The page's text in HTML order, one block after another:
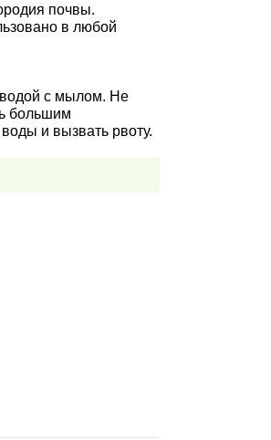
почвы.
в любой
водой с мылом. Не
большим
и вызвать рвоту.